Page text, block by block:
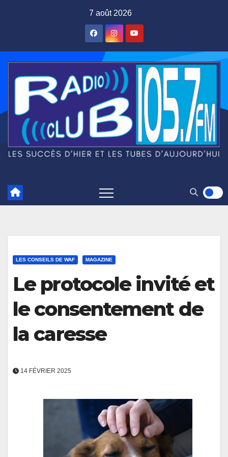
7 août 2026
LES CONSEILS DE WAF MAGAZINE
Le protocole invité et
le consentement de
la caresse
14 FÉVRIER 2025